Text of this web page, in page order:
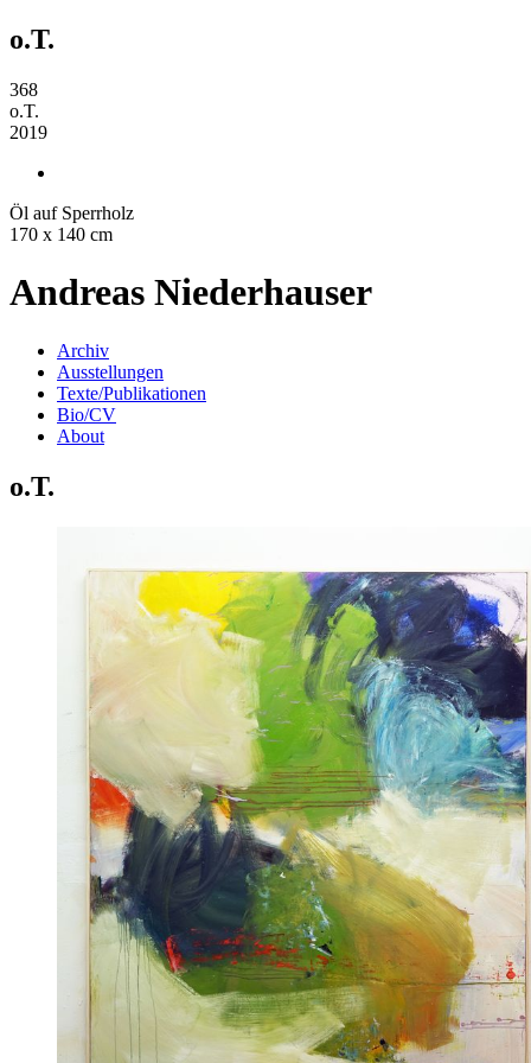
o.T.
368
o.T.
2019
Öl auf Sperrholz
170 x 140 cm
Andreas Niederhauser
Archiv
Ausstellungen
Texte/Publikationen
Bio/CV
About
o.T.